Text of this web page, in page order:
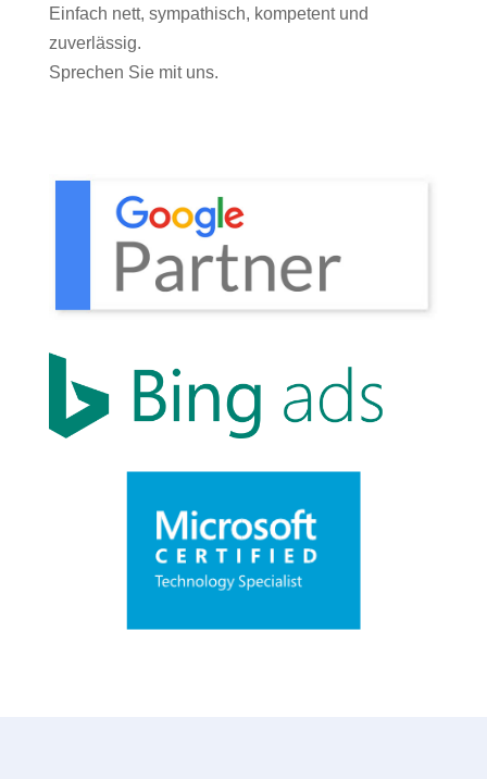
Einfach nett, sympathisch, kompetent und
zuverlässig.
Sprechen Sie mit uns.